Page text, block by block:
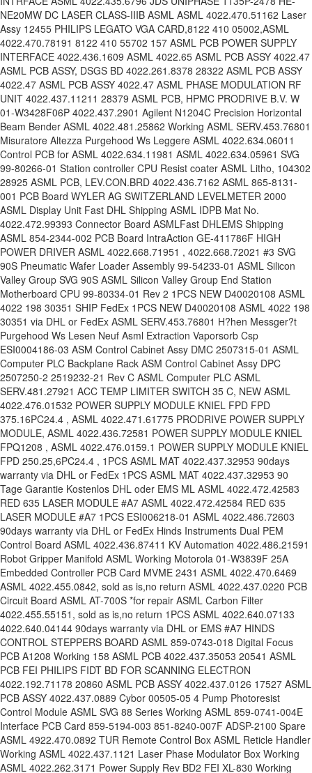
NE20MW DC LASER CLASS-IIIB ASML ASML 4022.470.51162 Laser
Assy 12455 PHILIPS LEGATO VGA CARD,8122 410 05002,ASML
4022.470.78191 8122 410 55702 157 ASML PCB POWER SUPPLY
INTERFACE 4022.436.1609 ASML 4022.65 ASML PCB ASSY 4022.47
ASML PCB ASSY, DSGS BD 4022.261.8378 28322 ASML PCB ASSY
4022.47 ASML PCB ASSY 4022.47 ASML PHASE MODULATION RF
UNIT 4022.437.11211 28379 ASML PCB, HPMC PRODRIVE B.V. W
01-W3428F06P 4022.437.2901 Agilent N1204C Precision Horizontal
Beam Bender ASML 4022.481.25862 Working ASML SERV.453.76801
Misuratore Altezza Purgehood Ws Leggere ASML 4022.634.06011
Control PCB for ASML 4022.634.11981 ASML 4022.634.05961 SVG
99-80266-01 Station controller CPU Resist coater ASML Litho, 104302
28925 ASML PCB, LEV.CON.BRD 4022.436.7162 ASML 865-8131-
001 PCB Board WYLER AG SWITZERLAND LEVELMETER 2000
ASML Display Unit Fast DHL Shipping ASML IDPB Mat No.
4022.472.99393 Connector Board ASMLFast DHLEMS Shipping
ASML 854-2344-002 PCB Board IntraAction GE-411786F HIGH
POWER DRIVER ASML 4022.668.71951 , 4022.668.72021 #3 SVG
90S Pneumatic Wafer Loader Assembly 99-54233-01 ASML Silicon
Valley Group SVG 90S ASML Silicon Valley Group End Station
Motherboard CPU 99-80334-01 Rev 2 1PCS NEW D40020108 ASML
4022 198 30351 SHIP FedEx 1PCS NEW D40020108 ASML 4022 198
30351 via DHL or FedEx ASML SERV.453.76801 H?hen Messger?t
Purgehood Ws Lesen Neuf Asml Extraction Vaporsorb Csp
ESI0004186-03 ASM Control Cabinet Assy DMC 2507315-01 ASML
Computer PLC Backplane Rack ASM Control Cabinet Assy DPC
2507250-2 2519232-21 Rev C ASML Computer PLC ASML
SERV.481.27921 ACC TEMP LIMITER SWITCH 35 C, NEW ASML
4022.476.01532 POWER SUPPLY MODULE KNIEL FPD FPD
375.16PC24.4 , ASML 4022.471.61775 PRODRIVE POWER SUPPLY
MODULE, ASML 4022.436.72581 POWER SUPPLY MODULE KNIEL
FPQ1208 , ASML 4022.476.0159.1 POWER SUPPLY MODULE KNIEL
FPD 250.25,6PC24.4 , 1PCS ASML MAT 4022.437.32953 90days
warranty via DHL or FedEx 1PCS ASML MAT 4022.437.32953 90
Tage Garantie Kostenlos DHL oder EMS ML ASML 4022.472.42583
RED 635 LASER MODULE #A7 ASML 4022.472.42584 RED 635
LASER MODULE #A7 1PCS ESI006218-01 ASML 4022.486.72603
90days warranty via DHL or FedEx Hinds Instruments Dual PEM
Control Board ASML 4022.436.87411 KV Automation 4022.486.21591
Robot Gripper Manifold ASML Working Motorola 01-W3839F 25A
Embedded Controller PCB Card MVME 2431 ASML 4022.470.6469
ASML 4022.455.0842, sold as is,no return ASML 4022.437.0220 PCB
Circuit Board ASML AT-700S *for repair ASML Carbon Filter
4022.455.55151 , sold as is,no return 1PCS ASML 4022.640.07133
4022.640.04144 90days warranty via DHL or EMS #A7 HINDS
CONTROL STEPPERS BOARD ASML 859-0743-018 Digital Focus
PCB A1208 Working 158 ASML PCB 4022.437.35053 20541 ASML
PCB FEI PHILIPS FIDT BD FOR SCANNING ELECTRON
4022.192.71178 20860 ASML PCB ASSY 4022.437.0126 17527 ASML
PCB ASSY 4022.437.0889 Cybor 00505-05 4 Pump Photoresist
Control Module ASML SVG 88 Series Working ASML 859-0741-004E
Interface PCB Card 859-5194-003 851-8240-007F ADSP-2100 Spare
ASML 4922.470.0892 TUR Remote Control Box ASML Reticle Handler
Working ASML 4022.437.1121 Laser Phase Modulator Box Working
ASML 4022.262.3171 Power Supply Rev BD2 FEI XL-830 Working